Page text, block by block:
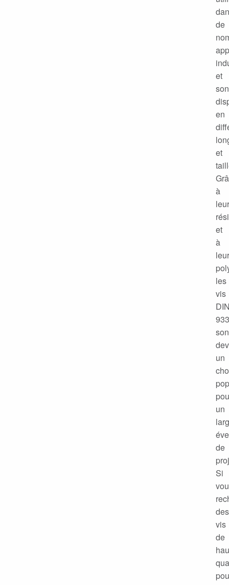
de
et
en
et
à
leur
et
à
leur
les
vis
933
un
un
de
Si
des
vis
de